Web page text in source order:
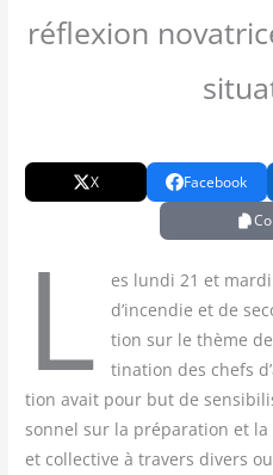
réflexion
X Facebook
L es lun­di 21 et
d’incendie et de
tion sur le thème
ti­na­tion des chefs
tion avait pour but de
son­nel sur la pré­pa­ra­tion et
et col­lec­tive à tra­vers divers